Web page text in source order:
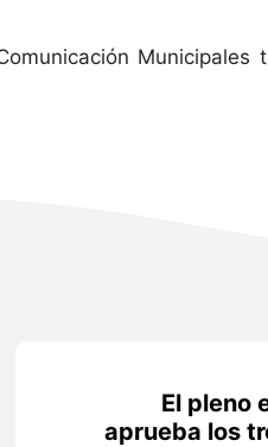
El pleno
aprueba los